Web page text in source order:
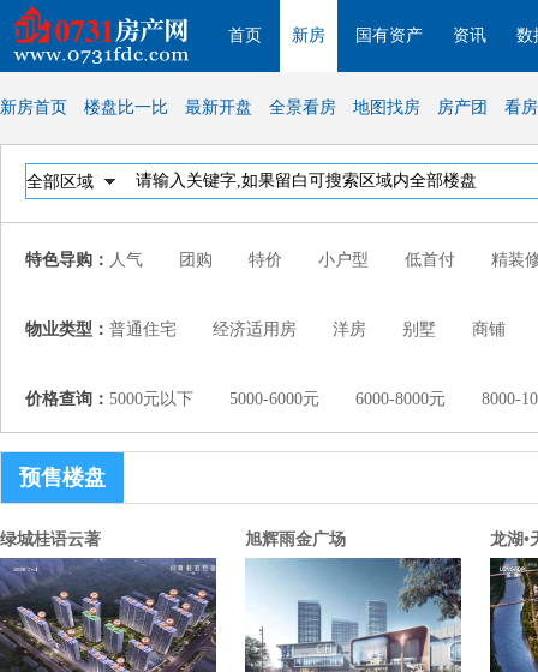
首页 新房 国有资产 资讯 数
新房首页 楼盘比一比 最新开盘 全景看房 地图找房 房产团 看
特色导购： 人气 团购 特价 小户型 低首付 精装
物业类型： 普通住宅 经济适用房 洋房 别墅 商铺
价格查询： 5000元以下 5000-6000元 6000-8000元
预售楼盘
绿城桂语云著 旭辉雨金广场 龙湖•